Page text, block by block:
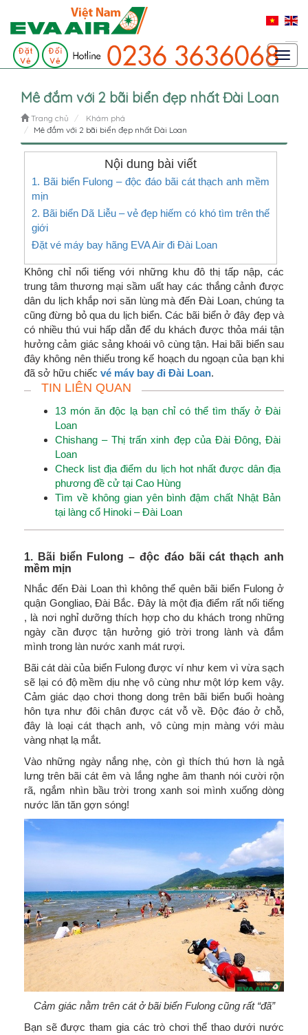
Mê đắm với 2 bãi biển đẹp nhất Đài Loan
Trang chủ
Khám phá
Mê đắm với 2 bãi biển đẹp nhất Đài Loan
Nội dung bài viết
1. Bãi biển Fulong – độc đáo bãi cát thạch anh mềm
mịn
2. Bãi biển Dã Liễu – vẻ đẹp hiếm có khó tìm trên thế
giới
Đặt vé máy bay hãng EVA Air đi Đài Loan
Không chỉ nổi tiếng với những khu đô thị tấp nập, các
trung tâm thương mại sầm uất hay các thắng cảnh được
dân du lịch khắp nơi săn lùng mà đến Đài Loan, chúng ta
cũng đừng bỏ qua du lịch biển. Các bãi biển ở đây đẹp và
có nhiều thú vui hấp dẫn để du khách được thỏa mái tận
hưởng cảm giác sảng khoái vô cùng tận. Hai bãi biển sau
đây không nên thiếu trong kế hoạch du ngoạn của bạn khi
đã sở hữu chiếc vé máy bay đi Đài Loan.
TIN LIÊN QUAN
13 món ăn độc lạ bạn chỉ có thể tìm thấy ở Đài
Loan
Chishang – Thị trấn xinh đẹp của Đài Đông, Đài
Loan
Check list địa điểm du lịch hot nhất được dân địa
phương đề cử tại Cao Hùng
Tìm về không gian yên bình đậm chất Nhật Bản
tại làng cổ Hinoki – Đài Loan
1. Bãi biển Fulong – độc đáo bãi cát thạch anh
mềm mịn
Nhắc đến Đài Loan thì không thể quên bãi biển Fulong ở
quận Gongliao, Đài Bắc. Đây là một địa điểm rất nổi tiếng
, là nơi nghỉ dưỡng thích hợp cho du khách trong những
ngày cần được tận hưởng gió trời trong lành và đắm
mình trong làn nước xanh mát rượi.
Bãi cát dài của biển Fulong được ví như kem vì vừa sạch
sẽ lại có độ mềm dịu nhẹ vô cùng như một lớp kem vậy.
Cảm giác dạo chơi thong dong trên bãi biển buổi hoàng
hôn tựa như đôi chân được cát vỗ về. Độc đáo ở chỗ,
đây là loại cát thạch anh, vô cùng mịn màng với màu
vàng nhạt lạ mắt.
Vào những ngày nắng nhẹ, còn gì thích thú hơn là ngả
lưng trên bãi cát êm và lắng nghe âm thanh nói cười rộn
rã, ngắm nhìn bầu trời trong xanh soi mình xuống dòng
nước lăn tăn gợn sóng!
Cảm giác nằm trên cát ở bãi biển Fulong cũng rất “đã”
Bạn sẽ được tham gia các trò chơi thể thao dưới nước